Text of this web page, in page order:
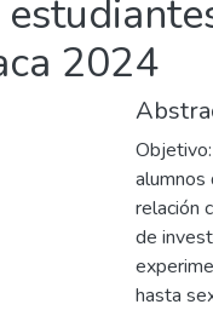
2024
alumnos
relación
de
hasta